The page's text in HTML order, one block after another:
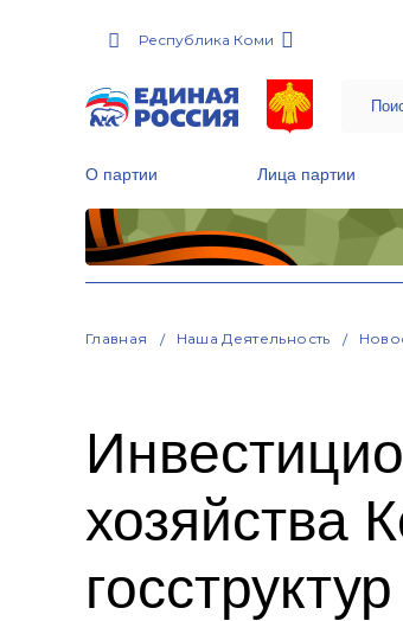
Республика Коми
О партии Лица партии
Главная Наша Деятельность
хозяйства